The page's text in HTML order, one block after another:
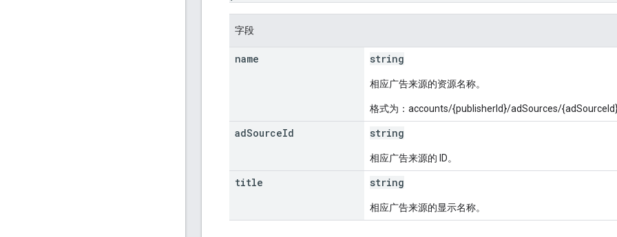
字段
name string
相应广告来源的资源名称。
格式为：accounts/{publisherId}/adSources/
adSourceId string
相应广告来源的 ID。
title string
相应广告来源的显示名称。